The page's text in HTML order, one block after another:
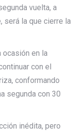
vuelta, a
será la que cierre la
ocasión en la
con el
conformando
segunda con 30
inédita, pero